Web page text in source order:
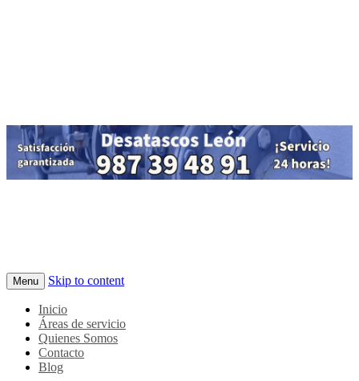
Menu Skip to content
Inicio
Áreas de servicio
Quienes Somos
Contacto
Blog